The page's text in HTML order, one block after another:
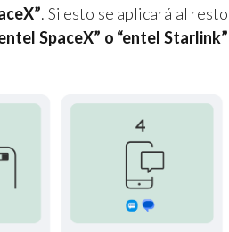
. Si esto se aplicará al resto
SpaceX” o “entel Starlink”